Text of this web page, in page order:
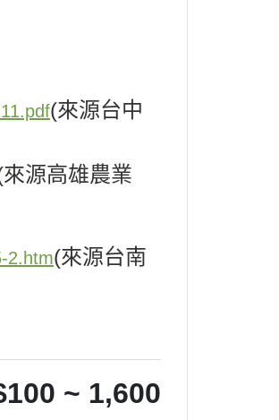
(來源台中
來源高雄農業
2.htm(來源台南
100 ~ 1,600